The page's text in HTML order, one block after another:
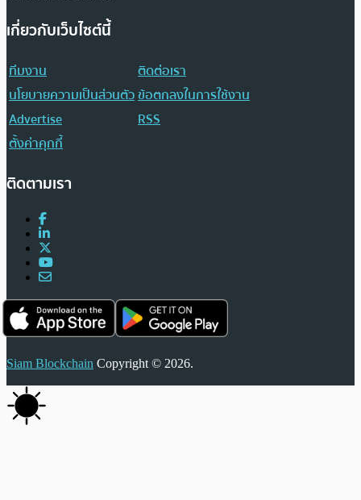
เกี่ยวกับเว็บไซต์นี้
ทีมงาน
ติดต่อเรา
นโยบายความเป็นส่วนตัวข้อตกลงในการใช้งาน
Advertise
RSS
ตั้งค่าคุกกี้
ติดตามเรา
Siam Blockchain Copyright © 2026.